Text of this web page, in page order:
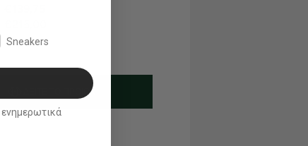
ΔΕΊΤΕ ΤΟ ΠΡΟΪΌΝ
Sneakers